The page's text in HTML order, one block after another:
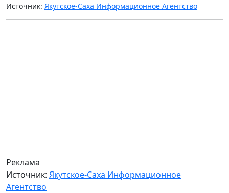
Источник: Якутское-Саха Информационное Агентство
Реклама
Источник: Якутское-Саха Информационное
Агентство